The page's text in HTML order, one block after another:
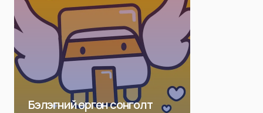
Бэлэгний өргөн сонголт